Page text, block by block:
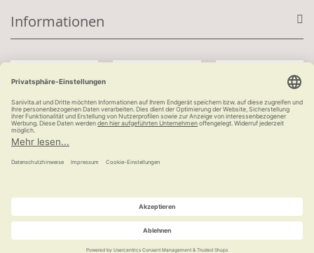
Informationen
Kauf auf Rechnung
versandkostenfrei